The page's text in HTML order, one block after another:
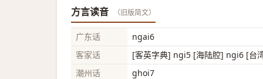
方言读音 （旧版简文）
广东话
ngai6
客家话
[客英字典] ngi5 [海陆腔] ngi6 [台
潮州话
ghoi7